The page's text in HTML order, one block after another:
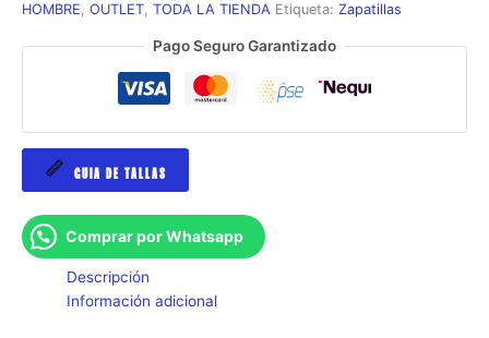
HOMBRE, OUTLET, TODA LA TIENDA Etiqueta: Zapatillas
Pago Seguro Garantizado
GUIA DE TALLAS
Comprar por Whatsapp
Descripción
Información adicional